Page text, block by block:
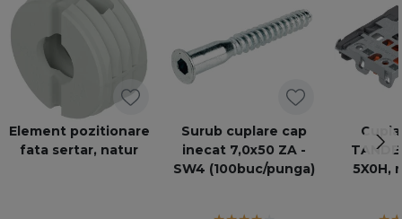
Element pozitionare
fata sertar, natur
Surub cuplare cap
inecat 7,0x50 ZA -
SW4 (100buc/punga)
5X0H,